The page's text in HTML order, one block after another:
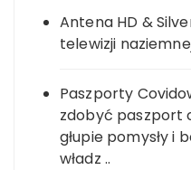
Antena HD &
telewizji
Paszporty
zdobyć paszport
głupie pomysły i
władz ..